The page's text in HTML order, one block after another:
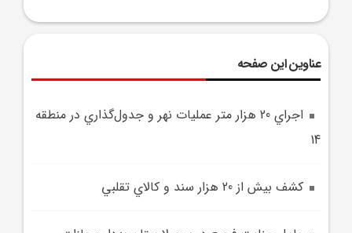
عناوین این صفحه
اجراي 20 هزار متر عمليات نهر و جدول‌گذاري در منطقه
14
کشف بيش از 20 هزار سند و کالاي تقلبي